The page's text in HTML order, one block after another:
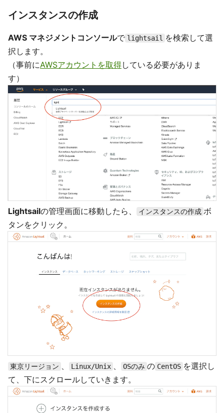
インスタンスの作成
AWS マネジメントコンソールで lightsail を検索して選
択します。
（事前にAWSアカウントを取得している必要がありま
す）
Lightsailの管理画面に移動したら、 インスタンスの作成 ボ
タンをクリック。
東京リージョン Linux/Unix OSのみ の CentOS を選択し
て、下にスクロールしていきます。